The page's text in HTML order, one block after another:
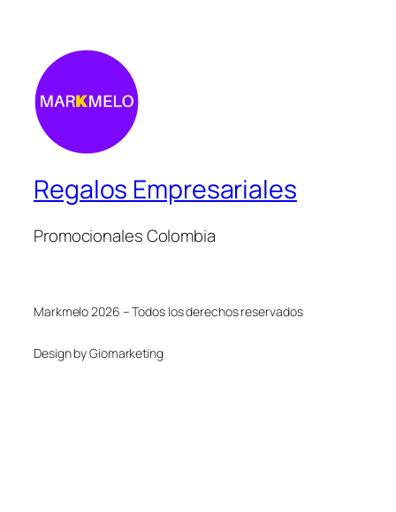
Regalos Empresariales
Promocionales Colombia
Markmelo 2026 – Todos los derechos reservados
Design by Giomarketing